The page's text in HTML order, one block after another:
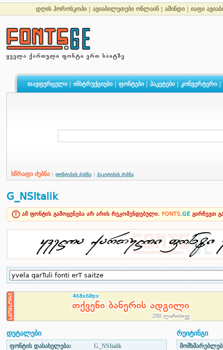
დღის ჰოროსკოპი ავიაბილეთები ონლაინ ამინდი იაფი
თავფურცელი| ინსტრუქციები| ფონტები| პაკეტები| კონვერტერი|
სწრაფი ძებნა ფონტების ძებნა პაკეტების ძებნა
G_NSItalik
ამ ფონტის გამოყენება არ არის რეკომენდებული. FONTS.GE გირჩევთ
დეტალები
ფონტის დასახელება:
G_NSItalik
რეიტინგი